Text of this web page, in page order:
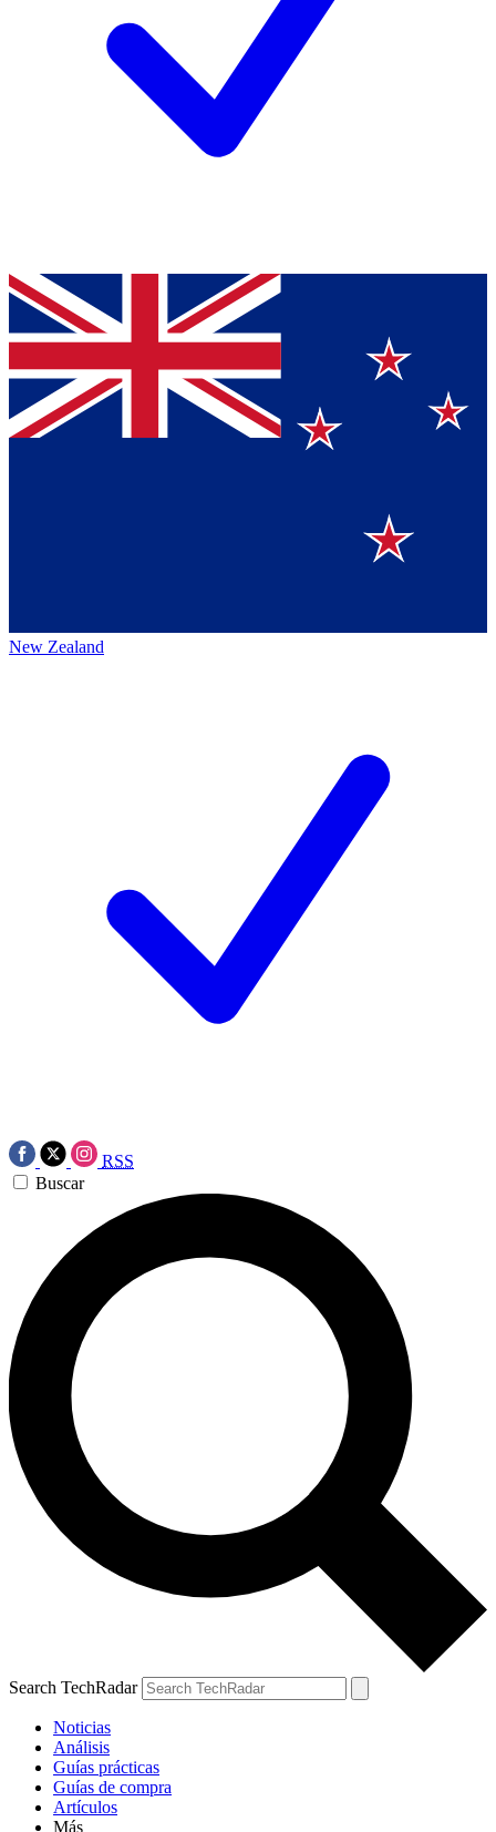
New Zealand
RSS
Buscar
Search TechRadar
Noticias
Análisis
Guías prácticas
Guías de compra
Artículos
Más